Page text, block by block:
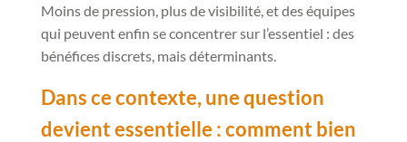
Moins de pression, plus de visibilité, et des équipes
qui peuvent enfin se concentrer sur l’essentiel : des
bénéfices discrets, mais déterminants.
Dans ce contexte, une question
devient essentielle :comment bien